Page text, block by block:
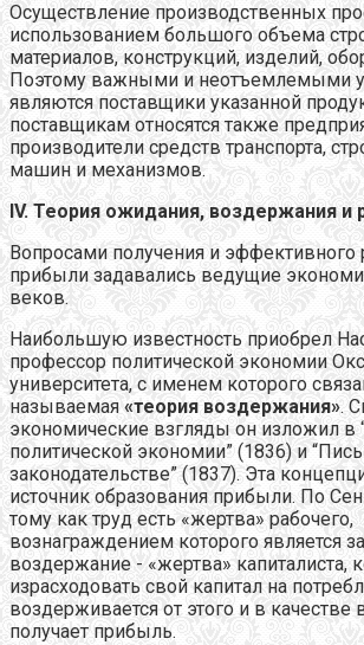
Осуществление производственных
использованием большого объема
материалов, конструкций, изделий,
Поэтому важными и неотъемлемыми
являются поставщики указанной
поставщикам относятся также
производители средств транспорта,
машин и механизмов.
IV. Теория ожидания, воздержания и
Вопросами получения и эффективного
прибыли задавались ведущие
веков.
Наибольшую известность приобрел
профессор политической экономии
университета, с именем которого
называемая «теория воздержания».
экономические взгляды он изложил в
политической экономии” (1836) и
законодательстве” (1837). Эта
источник образования прибыли. По
тому как труд есть «жертва» рабочего,
вознаграждением которого является
воздержание - «жертва» капиталиста,
израсходовать свой капитал на
воздерживается от этого и в качестве
получает прибыль.